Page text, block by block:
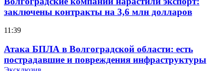
заключены контракты на 3,6 млн долларов
11:39
Атака БПЛА в Волгоградской области: есть
пострадавшие и повреждения инфраструктуры